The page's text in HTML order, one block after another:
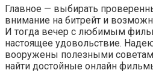
Главное — выбирать
внимание на битрейт и
И тогда вечер с любимым
настоящее удовольствие.
вооружены полезными
найти достойные онлайн